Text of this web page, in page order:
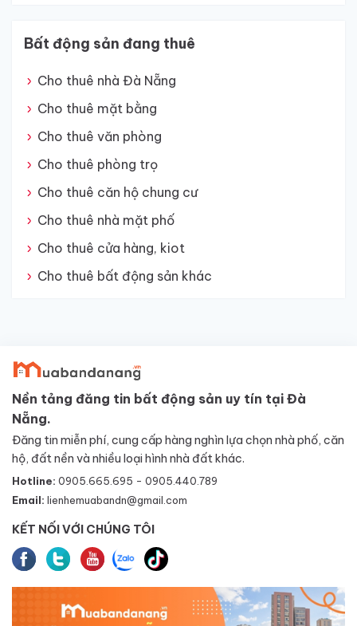
Bất động sản đang thuê
Cho thuê nhà Đà Nẵng
Cho thuê mặt bằng
Cho thuê văn phòng
Cho thuê phòng trọ
Cho thuê căn hộ chung cư
Cho thuê nhà mặt phố
Cho thuê cửa hàng, kiot
Cho thuê bất động sản khác
Nền tảng đăng tin bất động sản uy tín tại Đà
Nẵng.
Đăng tin miễn phí, cung cấp hàng nghìn lựa chọn nhà phố, căn
hộ, đất nền và nhiều loại hình nhà đất khác.
Hotline: 0905.665.695 - 0905.440.789
Email: lienhemuabandn@gmail.com
KẾT NỐI VỚI CHÚNG TÔI